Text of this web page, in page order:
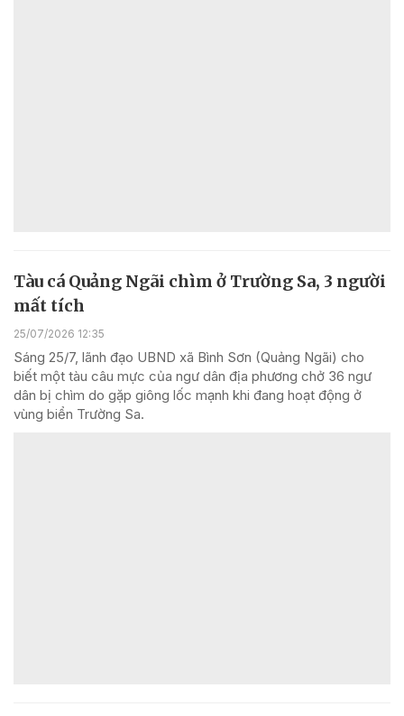
Tàu cá Quảng Ngãi chìm ở Trường Sa, 3 người
mất tích
25/07/2026 12:35
Sáng 25/7, lãnh đạo UBND xã Bình Sơn (Quảng Ngãi) cho
biết một tàu câu mực của ngư dân địa phương chở 36 ngư
dân bị chìm do gặp giông lốc mạnh khi đang hoạt động ở
vùng biển Trường Sa.